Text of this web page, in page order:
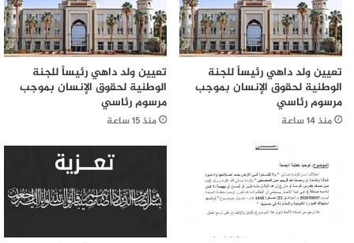
تعيين ولد داهي رئيساً للجنة
الوطنية لحقوق الإنسان بموجب
مرسوم رئاسي
منذ 14 ساعة
تعيين ولد داهي رئيساً للجنة
الوطنية لحقوق الإنسان بموجب
مرسوم رئاسي
منذ 15 ساعة